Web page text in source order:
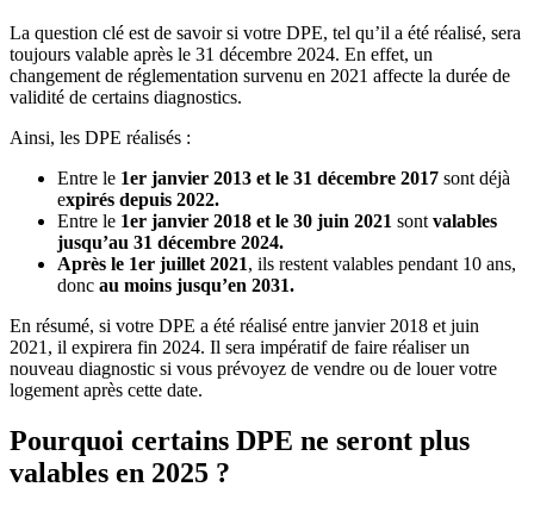
La question clé est de savoir si votre DPE, tel qu’il a été réalisé, sera
toujours valable après le 31 décembre 2024. En effet, un
changement de réglementation survenu en 2021 affecte la durée de
validité de certains diagnostics.
Ainsi, les DPE réalisés :
Entre le 1er janvier 2013 et le 31 décembre 2017 sont déjà
expirés depuis 2022.
Entre le 1er janvier 2018 et le 30 juin 2021 sont valables
jusqu’au 31 décembre 2024.
Après le 1er juillet 2021, ils restent valables pendant 10 ans,
donc au moins jusqu’en 2031.
En résumé, si votre DPE a été réalisé entre janvier 2018 et juin
2021, il expirera fin 2024. Il sera impératif de faire réaliser un
nouveau diagnostic si vous prévoyez de vendre ou de louer votre
logement après cette date.
Pourquoi certains DPE ne seront plus
valables en 2025 ?